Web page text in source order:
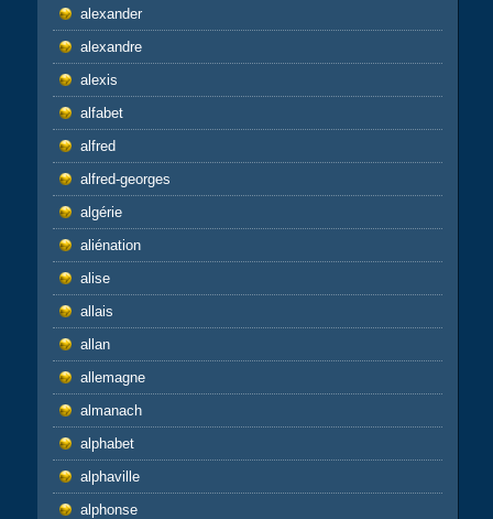
alexander
alexandre
alexis
alfabet
alfred
alfred-georges
algérie
aliénation
alise
allais
allan
allemagne
almanach
alphabet
alphaville
alphonse